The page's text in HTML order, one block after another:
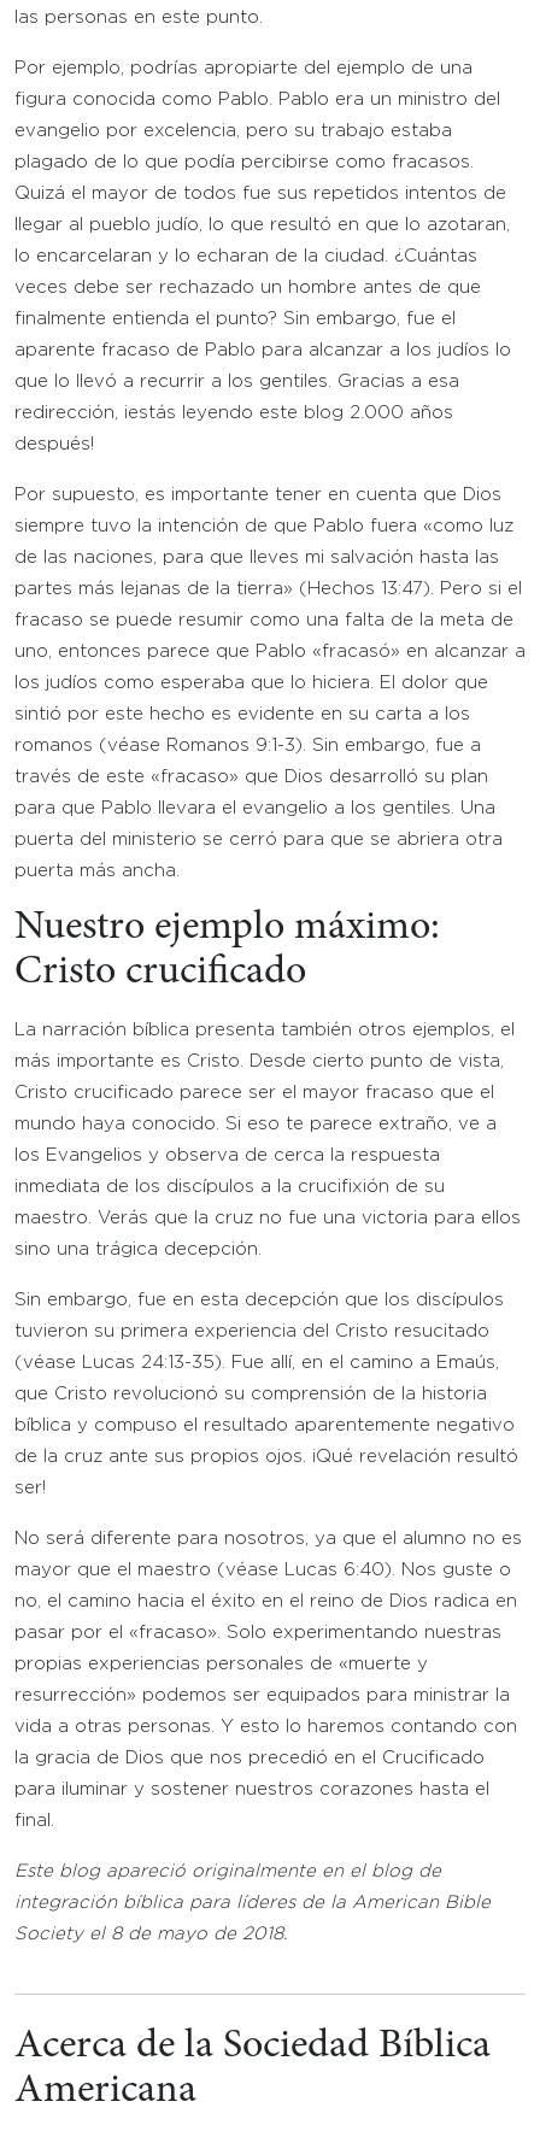
las personas en este punto.
Por ejemplo, podrías apropiarte del ejemplo de una
figura conocida como Pablo. Pablo era un ministro del
evangelio por excelencia, pero su trabajo estaba
plagado de lo que podía percibirse como fracasos.
Quizá el mayor de todos fue sus repetidos intentos de
llegar al pueblo judío, lo que resultó en que lo azotaran,
lo encarcelaran y lo echaran de la ciudad. ¿Cuántas
veces debe ser rechazado un hombre antes de que
finalmente entienda el punto? Sin embargo, fue el
aparente fracaso de Pablo para alcanzar a los judíos lo
que lo llevó a recurrir a los gentiles. Gracias a esa
redirección, ¡estás leyendo este blog 2.000 años
después!
Por supuesto, es importante tener en cuenta que Dios
siempre tuvo la intención de que Pablo fuera «como luz
de las naciones, para que lleves mi salvación hasta las
partes más lejanas de la tierra» (Hechos 13:47). Pero si el
fracaso se puede resumir como una falta de la meta de
uno, entonces parece que Pablo «fracasó» en alcanzar a
los judíos como esperaba que lo hiciera. El dolor que
sintió por este hecho es evidente en su carta a los
romanos (véase Romanos 9:1-3). Sin embargo, fue a
través de este «fracaso» que Dios desarrolló su plan
para que Pablo llevara el evangelio a los gentiles. Una
puerta del ministerio se cerró para que se abriera otra
puerta más ancha.
Nuestro ejemplo máximo:
Cristo crucificado
La narración bíblica presenta también otros ejemplos, el
más importante es Cristo. Desde cierto punto de vista,
Cristo crucificado parece ser el mayor fracaso que el
mundo haya conocido. Si eso te parece extraño, ve a
los Evangelios y observa de cerca la respuesta
inmediata de los discípulos a la crucifixión de su
maestro. Verás que la cruz no fue una victoria para ellos
sino una trágica decepción.
Sin embargo, fue en esta decepción que los discípulos
tuvieron su primera experiencia del Cristo resucitado
(véase Lucas 24:13-35). Fue allí, en el camino a Emaús,
que Cristo revolucionó su comprensión de la historia
bíblica y compuso el resultado aparentemente negativo
de la cruz ante sus propios ojos. ¡Qué revelación resultó
ser!
No será diferente para nosotros, ya que el alumno no es
mayor que el maestro (véase Lucas 6:40). Nos guste o
no, el camino hacia el éxito en el reino de Dios radica en
pasar por el «fracaso». Solo experimentando nuestras
propias experiencias personales de «muerte y
resurrección» podemos ser equipados para ministrar la
vida a otras personas. Y esto lo haremos contando con
la gracia de Dios que nos precedió en el Crucificado
para iluminar y sostener nuestros corazones hasta el
final.
Este blog apareció originalmente en el blog de
integración bíblica para líderes de la American Bible
Society el 8 de mayo de 2018.
Acerca de la Sociedad Bíblica
Americana